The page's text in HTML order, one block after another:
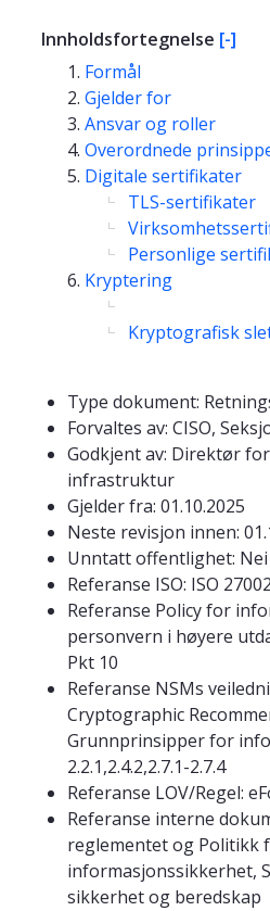
Innholdsfortegnelse [-]
Formål
Gjelder for
Ansvar og roller
Overordnede
Digitale sertifikater
TLS-sertifikater
Personlige
Kryptering
Kryptografisk
Type dokument:
Forvaltes av: CISO,
Godkjent av: Direktør
infrastruktur
Gjelder fra: 01.10.2025
Neste revisjon innen:
Unntatt offentlighet: Nei
Referanse ISO: ISO
Referanse Policy for
personvern i høyere
Pkt 10
Referanse NSMs
Cryptographic
Grunnprinsipper for
2.2.1,2.4.2,2.7.1-2.7.4
Referanse LOV/Regel:
Referanse interne
reglementet og Politikk
informasjonssikkerhet,
sikkerhet og beredskap